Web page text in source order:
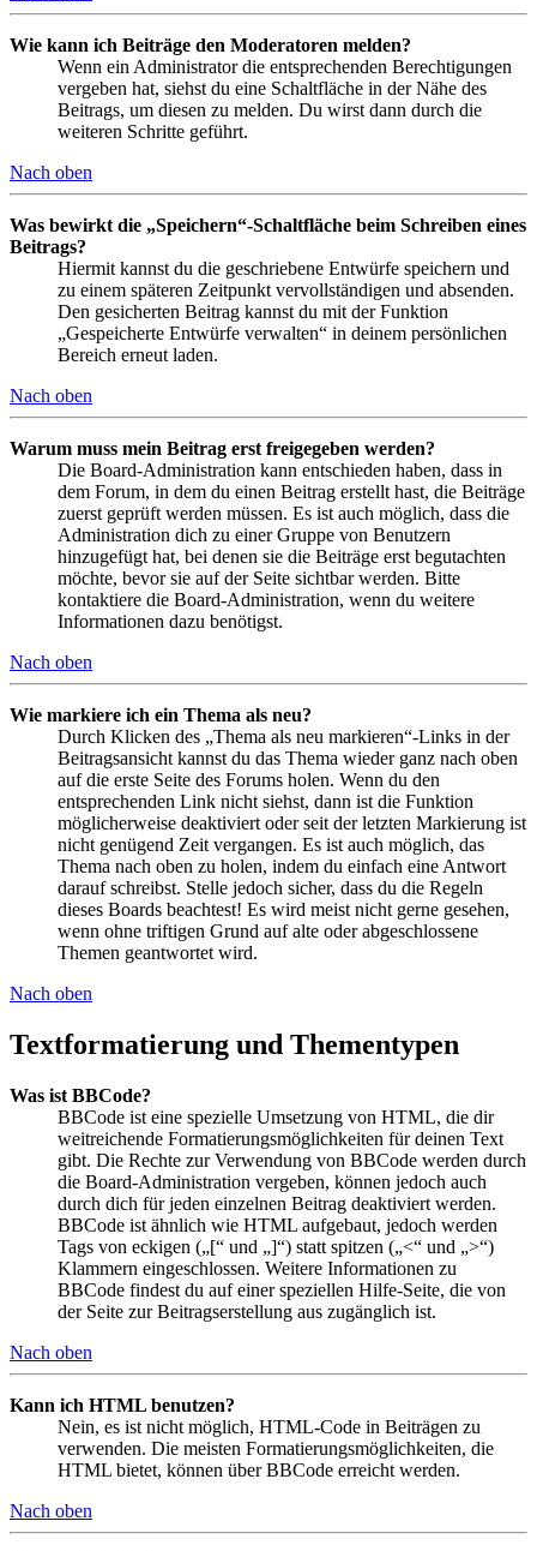
Wie kann ich Beiträge den Moderatoren melden?
Wenn ein Administrator die entsprechenden Berechtigungen
vergeben hat, siehst du eine Schaltfläche in der Nähe des
Beitrags, um diesen zu melden. Du wirst dann durch die
weiteren Schritte geführt.
Nach oben
Was bewirkt die „Speichern“-Schaltfläche beim Schreiben eines
Beitrags?
Hiermit kannst du die geschriebene Entwürfe speichern und
zu einem späteren Zeitpunkt vervollständigen und absenden.
Den gesicherten Beitrag kannst du mit der Funktion
„Gespeicherte Entwürfe verwalten“ in deinem persönlichen
Bereich erneut laden.
Nach oben
Warum muss mein Beitrag erst freigegeben werden?
Die Board-Administration kann entschieden haben, dass in
dem Forum, in dem du einen Beitrag erstellt hast, die Beiträge
zuerst geprüft werden müssen. Es ist auch möglich, dass die
Administration dich zu einer Gruppe von Benutzern
hinzugefügt hat, bei denen sie die Beiträge erst begutachten
möchte, bevor sie auf der Seite sichtbar werden. Bitte
kontaktiere die Board-Administration, wenn du weitere
Informationen dazu benötigst.
Nach oben
Wie markiere ich ein Thema als neu?
Durch Klicken des „Thema als neu markieren“-Links in der
Beitragsansicht kannst du das Thema wieder ganz nach oben
auf die erste Seite des Forums holen. Wenn du den
entsprechenden Link nicht siehst, dann ist die Funktion
möglicherweise deaktiviert oder seit der letzten Markierung ist
nicht genügend Zeit vergangen. Es ist auch möglich, das
Thema nach oben zu holen, indem du einfach eine Antwort
darauf schreibst. Stelle jedoch sicher, dass du die Regeln
dieses Boards beachtest! Es wird meist nicht gerne gesehen,
wenn ohne triftigen Grund auf alte oder abgeschlossene
Themen geantwortet wird.
Nach oben
Textformatierung und Thementypen
Was ist BBCode?
BBCode ist eine spezielle Umsetzung von HTML, die dir
weitreichende Formatierungsmöglichkeiten für deinen Text
gibt. Die Rechte zur Verwendung von BBCode werden durch
die Board-Administration vergeben, können jedoch auch
durch dich für jeden einzelnen Beitrag deaktiviert werden.
BBCode ist ähnlich wie HTML aufgebaut, jedoch werden
Tags von eckigen („[“ und „]“) statt spitzen („<“ und „>“)
Klammern eingeschlossen. Weitere Informationen zu
BBCode findest du auf einer speziellen Hilfe-Seite, die von
der Seite zur Beitragserstellung aus zugänglich ist.
Nach oben
Kann ich HTML benutzen?
Nein, es ist nicht möglich, HTML-Code in Beiträgen zu
verwenden. Die meisten Formatierungsmöglichkeiten, die
HTML bietet, können über BBCode erreicht werden.
Nach oben